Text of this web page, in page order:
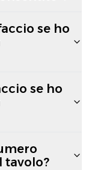
se ho
se ho
tavolo?